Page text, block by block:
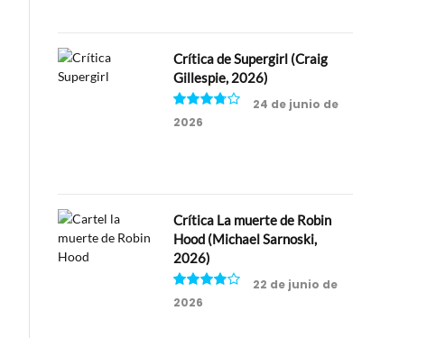
Crítica de Supergirl (Craig
Gillespie, 2026)
7.5
24 de junio de
2026
Crítica La muerte de Robin
Hood (Michael Sarnoski,
2026)
8
22 de junio de
2026